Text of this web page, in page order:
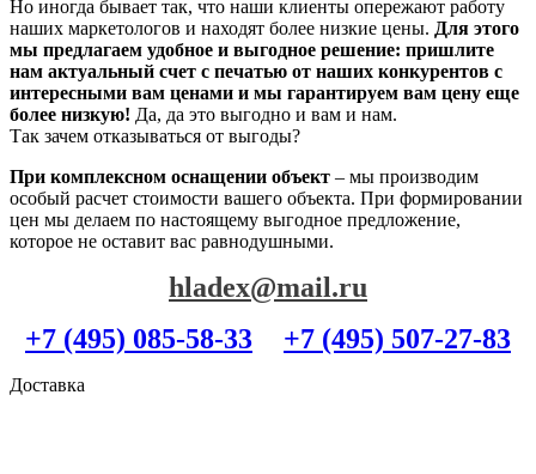
Но иногда бывает так, что наши клиенты опережают работу
наших маркетологов и находят более низкие цены. Для этого
мы предлагаем удобное и выгодное решение: пришлите
нам актуальный счет с печатью от наших конкурентов с
интересными вам ценами и мы гарантируем вам цену еще
более низкую! Да, да это выгодно и вам и нам.
Так зачем отказываться от выгоды?
При комплексном оснащении объект – мы производим
особый расчет стоимости вашего объекта. При формировании
цен мы делаем по настоящему выгодное предложение,
которое не оставит вас равнодушными.
hladex@mail.ru
+7 (495) 085-58-33
+7 (495) 507-27-83
Доставка